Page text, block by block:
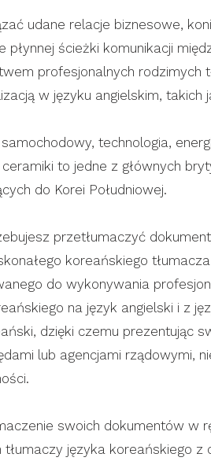
udane relacje biznesowe,
płynnej ścieżki komunikacji
profesjonalnych rodzimych
w języku angielskim, takich
samochodowy, technologia,
to jedne z głównych
do Korei Południowej.
przetłumaczyć
koreańskiego
do wykonywania
na język angielski i z
dzięki czemu prezentując
lub agencjami rządowymi,
swoich dokumentów w
tłumaczy języka koreańskiego z